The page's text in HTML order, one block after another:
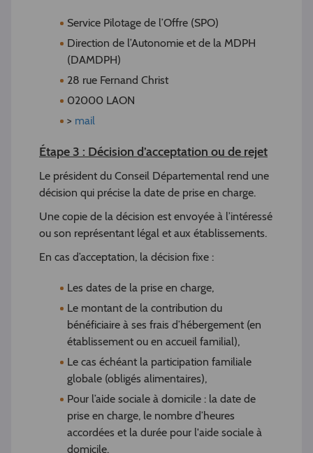
Service Pilotage de l’Offre (SPO)
Direction de l’Autonomie et de la MDPH
(DAMDPH)
28 rue Fernand Christ
02000 LAON
> mail
Étape 3 : Décision d’acceptation ou de rejet
Le président du Conseil Départemental rend une
décision qui précise la date de prise en charge.
Une copie de la décision est envoyée à l’intéressé
ou son représentant légal et aux établissements.
En cas d’acceptation, la décision fixe :
Les dates de la prise en charge,
Le montant de la contribution du
bénéficiaire à ses frais d’hébergement (en
établissement ou en accueil familial),
Le cas échéant la participation familiale
globale (obligés alimentaires),
Pour l’aide sociale à domicile : la date de
prise en charge, le nombre d’heures
accordées et la durée pour l'aide sociale à
domicile.